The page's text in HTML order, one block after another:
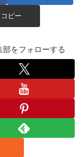
コピー
をフォローする